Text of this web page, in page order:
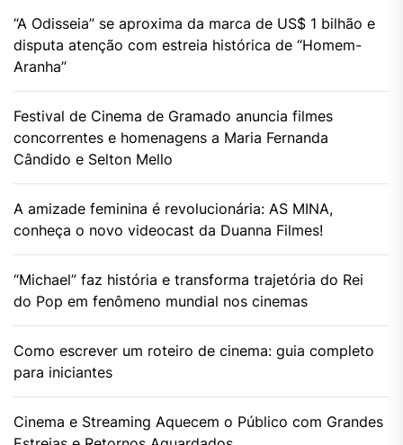
“A Odisseia” se aproxima da marca de US$ 1 bilhão e
disputa atenção com estreia histórica de “Homem-
Aranha”
Festival de Cinema de Gramado anuncia filmes
concorrentes e homenagens a Maria Fernanda
Cândido e Selton Mello
A amizade feminina é revolucionária: AS MINA,
conheça o novo videocast da Duanna Filmes!
“Michael” faz história e transforma trajetória do Rei
do Pop em fenômeno mundial nos cinemas
Como escrever um roteiro de cinema: guia completo
para iniciantes
Cinema e Streaming Aquecem o Público com Grandes